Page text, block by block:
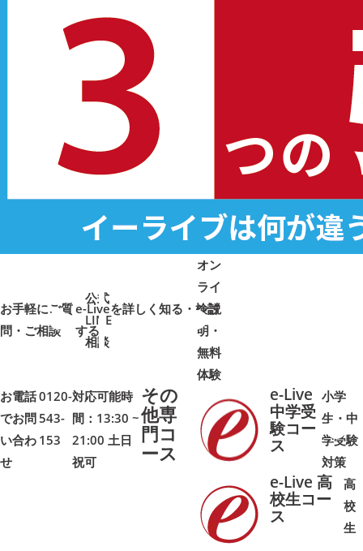
公式
LINE
相談
お手軽にご質
問・ご相談➜ ➜
オン
ライ
ン説
明・
無料
体験
e-Liveを詳しく知る・検討
する
➜➜
お電話
でお問
い合わ
せ
0120-
543-
153
対応可能時
間：13:30 ~
21:00 土日
祝可
その
他専
門コ
ース
e-Live
中学受
験コー
ス
小学
生・中
学受験
対策
➜➜
e-Live 高
校生コー
ス
高
校
生
➜➜